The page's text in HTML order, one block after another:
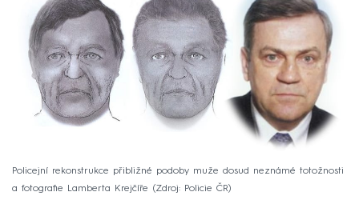
Policejní rekonstrukce přibližné podoby muže dosud neznámé totožnosti
a fotografie Lamberta Krejčíře
Zdroj: Policie ČR